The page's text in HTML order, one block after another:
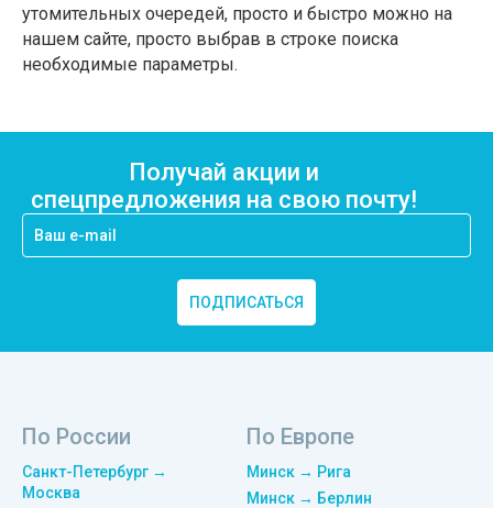
утомительных очередей, просто и быстро можно на
нашем сайте, просто выбрав в строке поиска
необходимые параметры.
Получай акции и
спецпредложения на свою почту!
ПОДПИСАТЬСЯ
По России
Санкт-Петербург →
Москва
По Европе
Минск → Рига
Минск → Берлин